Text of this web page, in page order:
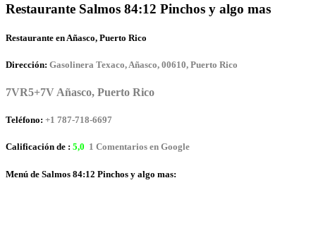
Restaurante Salmos 84:12 Pinchos y algo mas
Restaurante en Añasco, Puerto Rico
Dirección: Gasolinera Texaco, Añasco, 00610, Puerto Rico
7VR5+7V Añasco, Puerto Rico
Teléfono: +1 787-718-6697
Calificación de : 5,0 1 Comentarios en Google
Menú de Salmos 84:12 Pinchos y algo mas: